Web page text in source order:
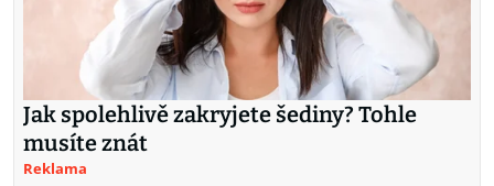
Jak spolehlivě zakryjete šediny? Tohle
musíte znát
Reklama